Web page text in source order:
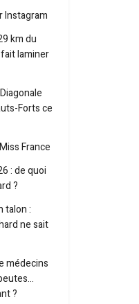
Instagram
km du
laminer
Forts ce
France
: de quoi
?
talon :
ne sait
médecins
?